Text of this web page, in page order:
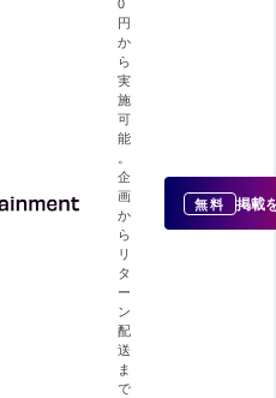
円
か
ら
実
施
可
能
企
画
か
ら
リ
タ
ー
ン
配
送
ま
で
無料 掲載